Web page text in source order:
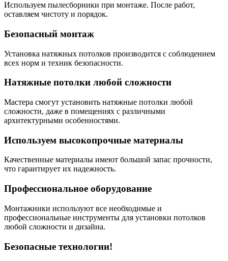
Используем пылесборники при монтаже. После работ,
оставляем чистоту и порядок.
Безопасный монтаж
Установка натяжных потолков производится с соблюдением
всех норм и техник безопасности.
Натяжные потолки любой сложности
Мастера смогут установить натяжные потолки любой
сложности, даже в помещениях с различными
архитектурными особенностями.
Используем высокопрочные материалы
Качественные материалы имеют большой запас прочности,
что гарантирует их надежность.
Профессиональное оборудование
Монтажники используют все необходимые и
профессиональные инструменты для установки потолков
любой сложности и дизайна.
Безопасные технологии!